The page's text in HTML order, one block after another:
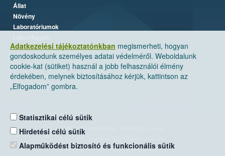
Adatkezelési tájékoztatónkban megismerheti, hogyan
gondoskodunk személyes adatai védelméről. Weboldalunk
cookie-kat (sütiket) használ a jobb felhasználói élmény
érdekében, melynek biztosításához kérjük, kattintson az
„Elfogadom” gombra.
Statisztikai célú sütik
Hirdetési célú sütik
Alapműködést biztosító és funkcionális sütik
Állat
Növény
Laboratóriumok
Nemzeti Élelmiszerlánc-biztonsági Hivatal
Levelezési cím: 1525 Budapest. Pf. 30.